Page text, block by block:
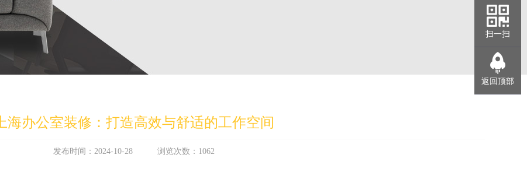
上海办公室装修：打造高效与舒适的工作空间
发布时间：2024-10-28 浏览次数：1062
扫一扫
返回顶部